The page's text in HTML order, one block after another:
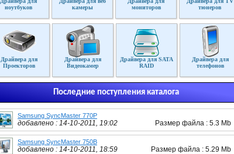
ноутбуков
камеры
мониторов
тюнеров
Драйвера для
Проекторов
Драйвера для
Видеокамер
Драйвера для SATA
RAID
Драйвера для
телефонов
Последние поступления каталога
Samsung SyncMaster 770P
добавлено : 14-10-2011, 19:02 Размер файла : 5.3 Mb
Samsung SyncMaster 750B
добавлено : 14-10-2011, 18:59 Размер файла : 5.29 Mb